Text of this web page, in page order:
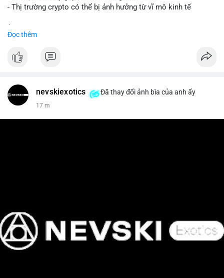
- Thị trường crypto có thể bị ảnh hưởng từ vĩ mô kinh tế
Đọc thêm
nevskiexotics Đã thay đổi ảnh bìa của anh ấy
17 m